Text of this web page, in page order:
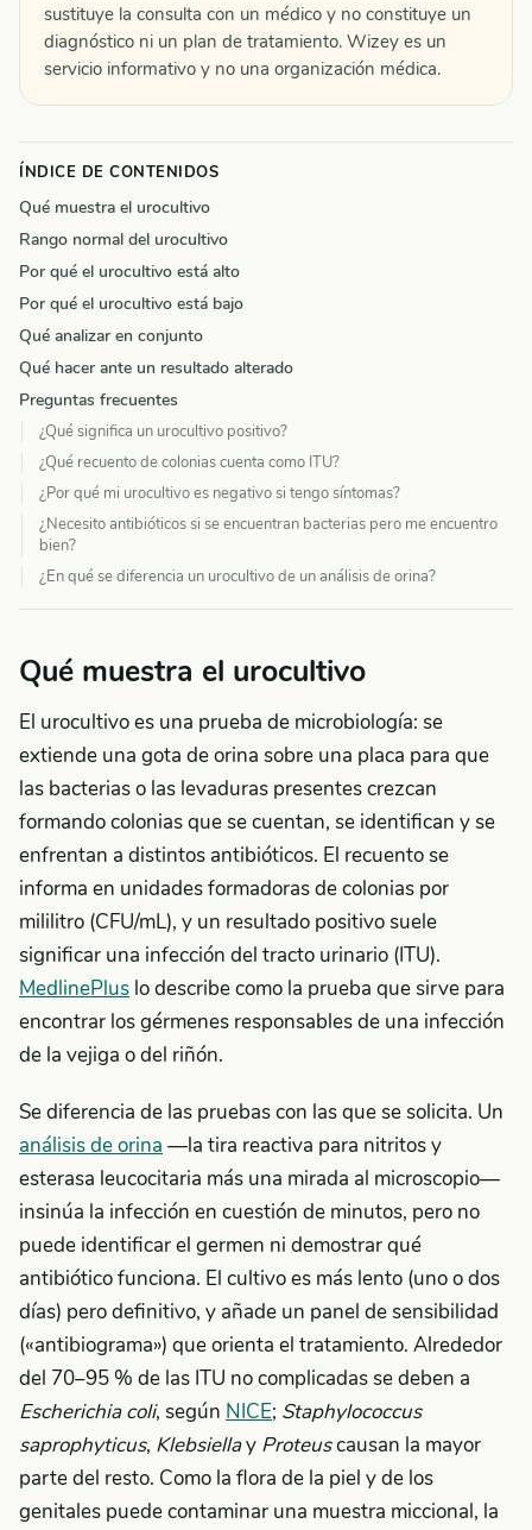
sustituye la consulta con un médico y no constituye un
diagnóstico ni un plan de tratamiento. Wizey es un
servicio informativo y no una organización médica.
ÍNDICE DE CONTENIDOS
Qué muestra el urocultivo
Rango normal del urocultivo
Por qué el urocultivo está alto
Por qué el urocultivo está bajo
Qué analizar en conjunto
Qué hacer ante un resultado alterado
Preguntas frecuentes
¿Qué significa un urocultivo positivo?
¿Qué recuento de colonias cuenta como ITU?
¿Por qué mi urocultivo es negativo si tengo síntomas?
¿Necesito antibióticos si se encuentran bacterias pero me encuentro
bien?
¿En qué se diferencia un urocultivo de un análisis de orina?
Qué muestra el urocultivo
El urocultivo es una prueba de microbiología: se
extiende una gota de orina sobre una placa para que
las bacterias o las levaduras presentes crezcan
formando colonias que se cuentan, se identifican y se
enfrentan a distintos antibióticos. El recuento se
informa en unidades formadoras de colonias por
mililitro (CFU/mL), y un resultado positivo suele
significar una infección del tracto urinario (ITU).
MedlinePlus lo describe como la prueba que sirve para
encontrar los gérmenes responsables de una infección
de la vejiga o del riñón.
Se diferencia de las pruebas con las que se solicita. Un
análisis de orina —la tira reactiva para nitritos y
esterasa leucocitaria más una mirada al microscopio—
insinúa la infección en cuestión de minutos, pero no
puede identificar el germen ni demostrar qué
antibiótico funciona. El cultivo es más lento (uno o dos
días) pero definitivo, y añade un panel de sensibilidad
(«antibiograma») que orienta el tratamiento. Alrededor
del 70–95 % de las ITU no complicadas se deben a
Escherichia coli, según NICE; Staphylococcus
saprophyticus, Klebsiellay Proteuscausan la mayor
parte del resto. Como la flora de la piel y de los
genitales puede contaminar una muestra miccional, la